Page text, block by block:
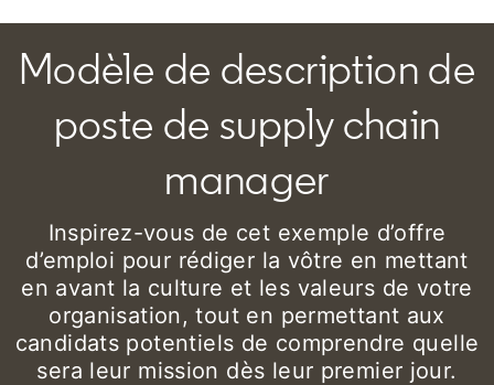
Modèle de description de
poste de supply chain
manager
Inspirez-vous de cet exemple d’offre
d’emploi pour rédiger la vôtre en mettant
en avant la culture et les valeurs de votre
organisation, tout en permettant aux
candidats potentiels de comprendre quelle
sera leur mission dès leur premier jour.